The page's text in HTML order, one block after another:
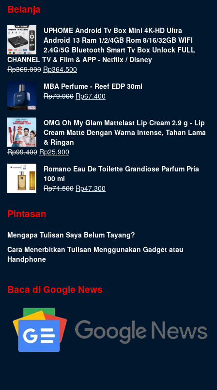
Belanja
UPHOME Android Tv Box Mini 4K-HD Ultra
Android 13 Ram 1/2/4GB Rom 8/16/32GB WIFI
2.4G/5G Bluetooth Smart Tv Box Unlock FULL
CHANNEL TV & Film & APP - Netflix / Disney
Rp369.000 Rp364.500
MBA Perfume - Reef EDP 30ml
Rp79.900 Rp67.400
OMG Oh My Glam Mattelast Lip Cream 2.9 g - Lip
Cream Matte Dengan Warna Intense, Tahan Lama
& Ringan
Rp99.400 Rp25.900
Romano Eau De Toilette Grandiose Parfum Pria
100 ml
Rp71.500 Rp47.300
Pintasan
Mengapa Tulisan Saya Belum Tayang?
Cara Menerbitkan Tulisan Menggunakan Gadget atau
Handphone
Baca di Google News